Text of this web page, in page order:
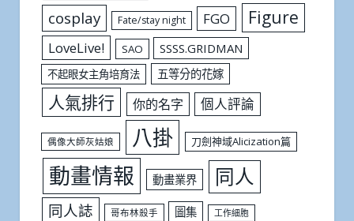
cosplay Fate/stay night FGO Figure
LoveLive! SAO SSSS.GRIDMAN
不起眼女主角培育法 五等分的花嫁
人氣排行 你的名字 個人評論
偶像大師灰姑娘 八掛 刀劍神域Alicization篇
動畫情報 動畫業界 同人
同人誌 哥布林殺手 圖集 工作細胞